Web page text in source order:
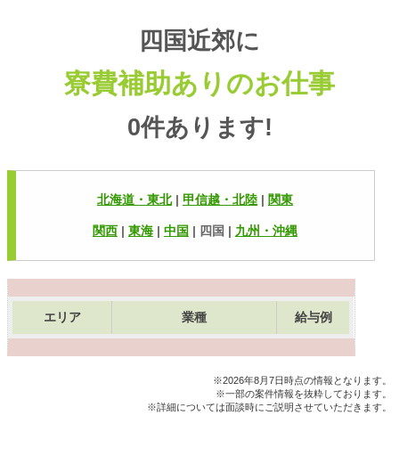
四国近郊に
寮費補助ありのお仕事
0件あります!
北海道・東北| 甲信越・北陸| 関東
関西| 東海| 中国 | 四国 | 九州・沖縄
エリア 業種 給与例
※2026年8月7日時点の情報となります。
※一部の案件情報を抜粋しております。
※詳細については面談時にご説明させていただきます。